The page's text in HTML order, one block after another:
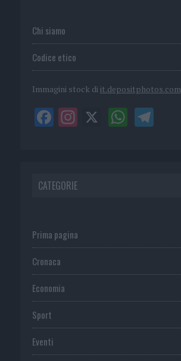
Chi siamo
Codice etico
Immagini stock di it.depositphotos.com
CATEGORIE
Prima pagina
Cronaca
Economia
Sport
Eventi